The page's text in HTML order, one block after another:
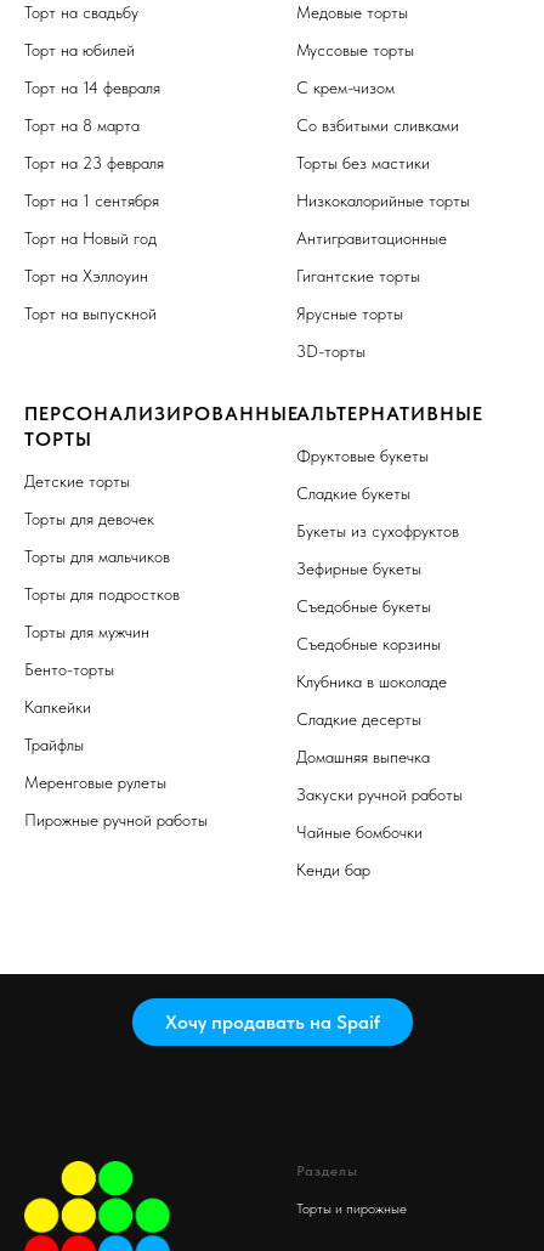
Торт на свадьбу
Торт на юбилей
Торт на 14 февраля
Торт на 8 марта
Торт на 23 февраля
Торт на 1 сентября
Торт на Новый год
Торт на Хэллоуин
Торт на выпускной
Медовые торты
Муссовые торты
С крем-чизом
Со взбитыми сливками
Торты без мастики
Низкокалорийные торты
Антигравитационные
Гигантские торты
Ярусные торты
3D-торты
ПЕРСОНАЛИЗИРОВАННЫЕ
ТОРТЫ
Детские торты
Торты для девочек
Торты для мальчиков
Торты для подростков
Торты для мужчин
Бенто-торты
Капкейки
Трайфлы
Меренговые рулеты
Пирожные ручной работы
АЛЬТЕРНАТИВНЫЕ
Фруктовые букеты
Сладкие букеты
Букеты из сухофруктов
Зефирные букеты
Съедобные букеты
Съедобные корзины
Клубника в шоколаде
Сладкие десерты
Домашняя выпечка
Закуски ручной работы
Чайные бомбочки
Кенди бар
Хочу продавать на Spaif
Разделы
Торты и пирожные